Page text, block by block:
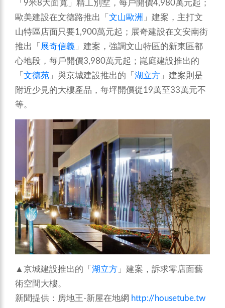
「9米8大面寬」精工別墅，每戶開價4,980萬元起；
歐美建設在文德路推出「 文山歐洲 」建案，主打文
山特區店面只要1,900萬元起；展奇建設在文安南街
推出「 展奇信義 」建案，強調文山特區的新東區都
心地段，每戶開價3,980萬元起；崑庭建設推出的
「 文德苑 」與京城建設推出的「 湖立方 」建案則是
附近少見的大樓產品，每坪開價從19萬至33萬元不
等。
▲京城建設推出的「 湖立方 」建案，訴求零店面藝
術空間大樓。
新聞提供：房地王-新屋在地網 http://housetube.tw